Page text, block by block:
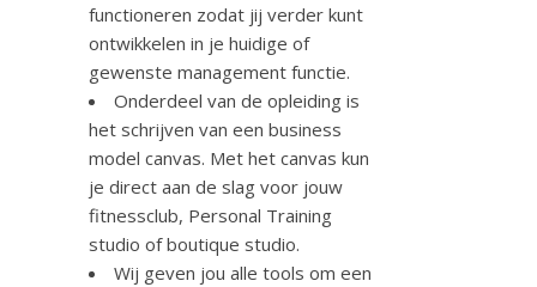
functioneren zodat jij verder kunt
ontwikkelen in je huidige of
gewenste management functie.
Onderdeel van de opleiding is
het schrijven van een business
model canvas. Met het canvas kun
je direct aan de slag voor jouw
fitnessclub, Personal Training
studio of boutique studio.
Wij geven jou alle tools om een